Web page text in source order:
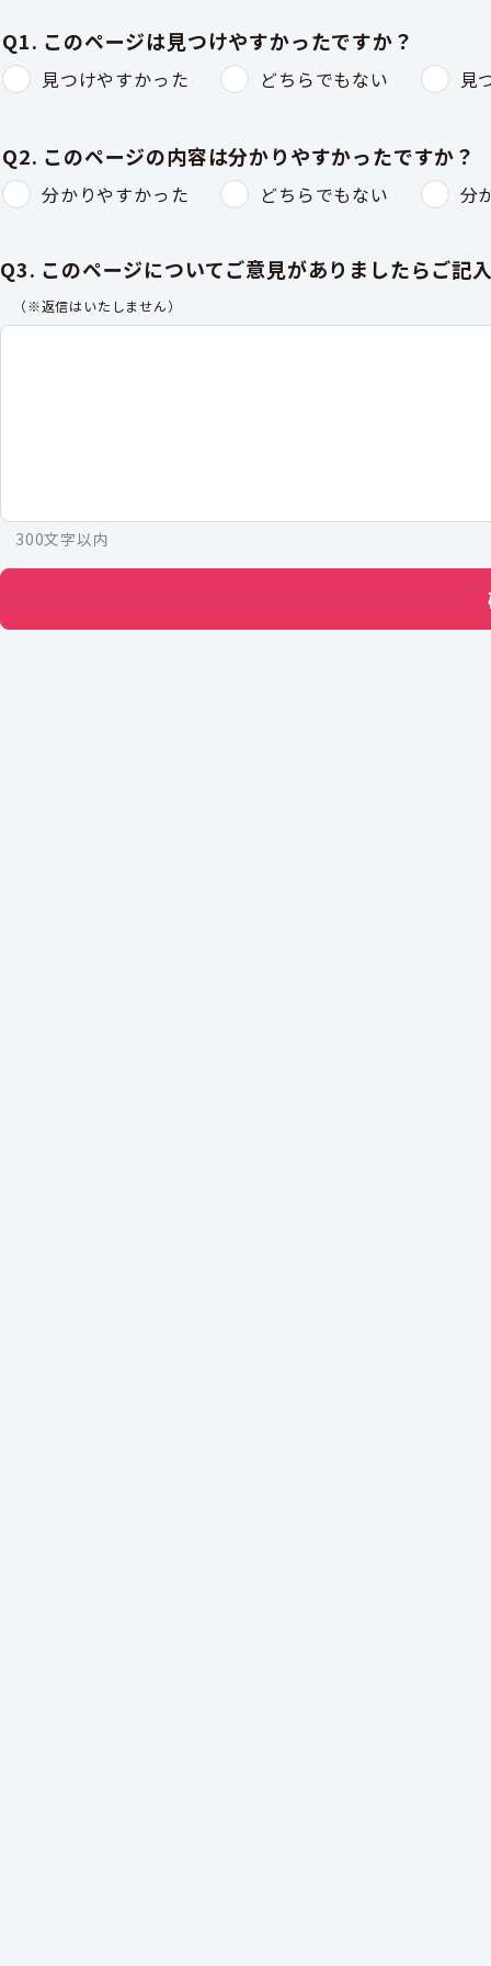
Q1. このページは見つけやすかったですか？
見つけやすかった どちらでもない 見
Q2. このページの内容は分かりやすかったですか？
分かりやすかった どちらでもない 分
Q3. このページについてご意見がありましたらご記
（※返信はいたしません）
300文字以内